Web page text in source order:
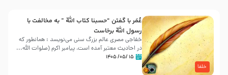
خلفا
عُمَر با گفتن “حسبنا كتاب اللّه ” به مخالفت با
رسول اللّه برخاست
خفاجی مصری عالم بزرگ سنی می‌نویسد : همانطور که
در احادیث معتبر آمده است، پیامبر اکرم (صلوات اللّه...
۱۵ /۰۵/ ۱۴۰۵